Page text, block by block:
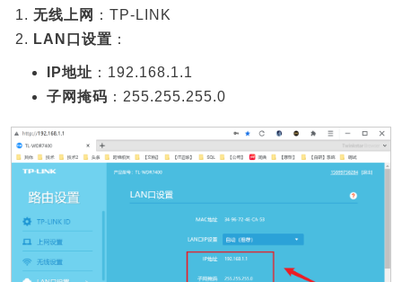
无线上网
：TP-LINK
LAN口设置 ：
IP地址 ：192.168.1.1
子网掩码 ：255.255.255.0